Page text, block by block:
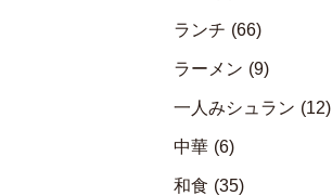
ランチ (66)
ラーメン (9)
一人みシュラン (12)
中華 (6)
和食 (35)